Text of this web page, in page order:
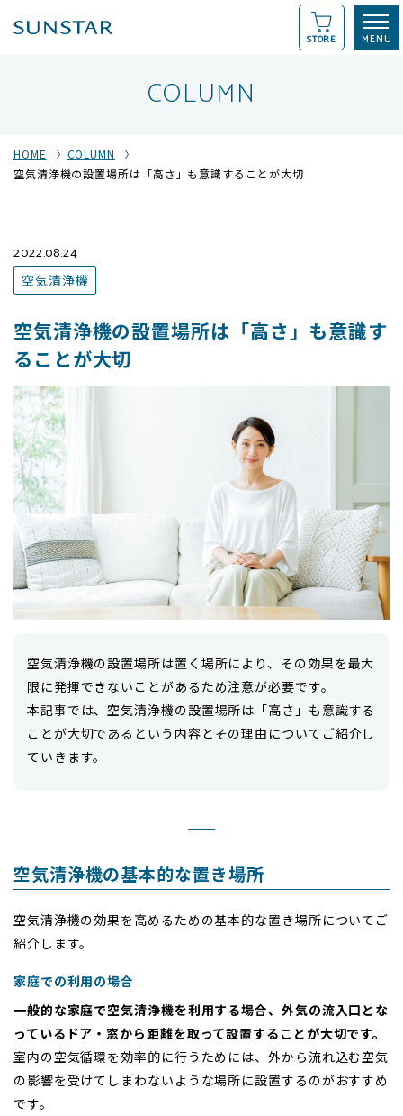
STORE
COLUMN
HOME
COLUMN
空気清浄機の設置場所は「高さ」も意識することが大切
2022.08.24
空気清浄機
空気清浄機の設置場所は「高さ」も意識す
ることが大切
空気清浄機の設置場所は置く場所により、その効果を最大
限に発揮できないことがあるため注意が必要です。
本記事では、空気清浄機の設置場所は「高さ」も意識する
ことが大切であるという内容とその理由についてご紹介し
ていきます。
空気清浄機の基本的な置き場所
空気清浄機の効果を高めるための基本的な置き場所についてご
紹介します。
家庭での利用の場合
一般的な家庭で空気清浄機を利用する場合、外気の流入口とな
っているドア・窓から距離を取って設置することが大切です。
室内の空気循環を効率的に行うためには、外から流れ込む空気
の影響を受けてしまわないような場所に設置するのがおすすめ
です。